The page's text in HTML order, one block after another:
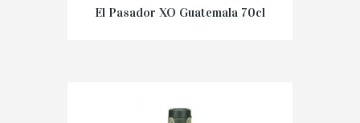
El Pasador XO Guatemala 70cl